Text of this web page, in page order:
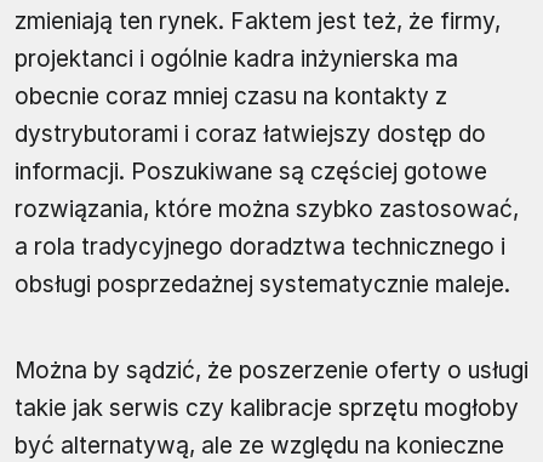
zmieniają ten rynek. Faktem jest też, że firmy,
projektanci i ogólnie kadra inżynierska ma
obecnie coraz mniej czasu na kontakty z
dystrybutorami i coraz łatwiejszy dostęp do
informacji. Poszukiwane są częściej gotowe
rozwiązania, które można szybko zastosować,
a rola tradycyjnego doradztwa technicznego i
obsługi posprzedażnej systematycznie maleje.
Można by sądzić, że poszerzenie oferty o usługi
takie jak serwis czy kalibracje sprzętu mogłoby
być alternatywą, ale ze względu na konieczne